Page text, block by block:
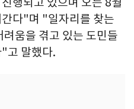
다"며 "일자리를 찾는
움을 겪고 있는 도민들
고 말했다.